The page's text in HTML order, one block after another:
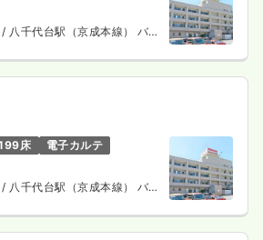
/ 八千代台駅（京成本線） バス
床
電子カルテ
/ 八千代台駅（京成本線） バス